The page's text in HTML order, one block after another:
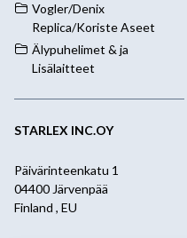
Vogler/Denix
Replica/Koriste Aseet
Älypuhelimet & ja
Lisälaitteet
STARLEX INC.OY
Päivärinteenkatu 1
04400 Järvenpää
Finland , EU